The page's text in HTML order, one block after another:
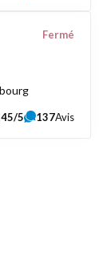
Fermé
5 137Avis